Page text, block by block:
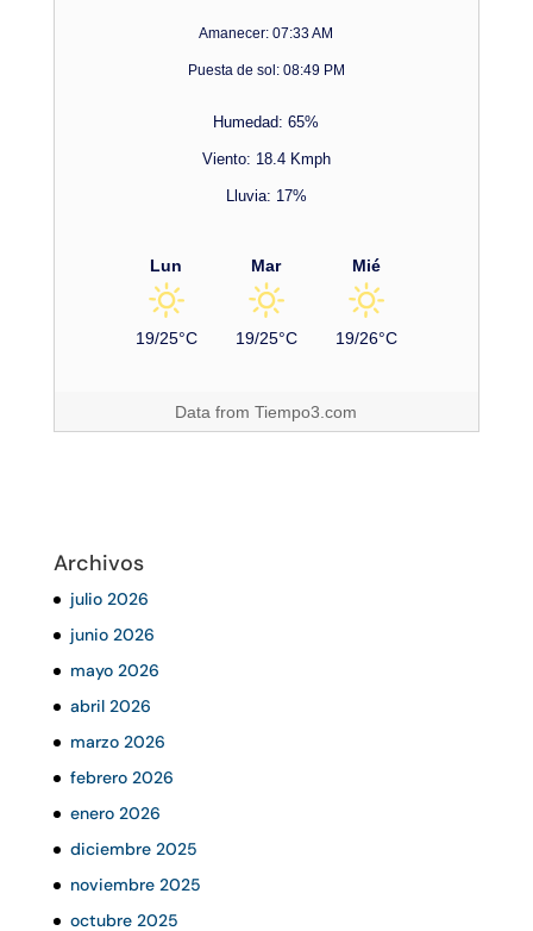
Amanecer: 07:33 AM
Puesta de sol: 08:49 PM
Humedad: 65%
Viento: 18.4 Kmph
Lluvia: 17%
Lun
19/25°C
Mar
19/25°C
Mié
19/26°C
Data fromTiempo3.com
Archivos
julio 2026
junio 2026
mayo 2026
abril 2026
marzo 2026
febrero 2026
enero 2026
diciembre 2025
noviembre 2025
octubre 2025